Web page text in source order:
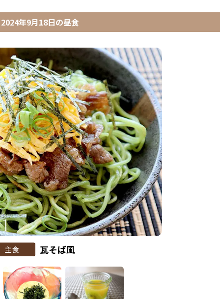
2024年9月18日の昼食
主食 瓦そば風